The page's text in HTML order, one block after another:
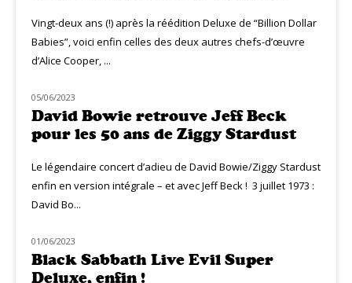
Vingt-deux ans (!) après la réédition Deluxe de “Billion Dollar
Babies”, voici enfin celles des deux autres chefs-d’œuvre
d’Alice Cooper, ...
NOUVEAUTÉS
05/06/2023
David Bowie retrouve Jeff Beck
pour les 50 ans de Ziggy Stardust
Le légendaire concert d’adieu de David Bowie/Ziggy Stardust
enfin en version intégrale – et avec Jeff Beck ! 3 juillet 1973 :
David Bo...
NOUVEAUTÉS
01/06/2023
Black Sabbath Live Evil Super
Deluxe, enfin !